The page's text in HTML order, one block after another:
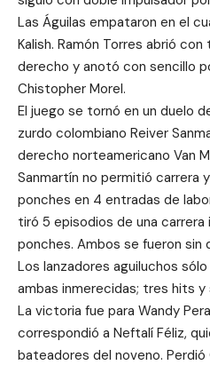
Las Águilas empataron en el
Kalish. Ramón Torres abrió
derecho y anotó con sencillo
Chistopher Morel.
El juego se tornó en un duelo
zurdo colombiano Reiver
derecho norteamericano Van
Sanmartín no permitió carrera
ponches en 4 entradas de
tiró 5 episodios de una
ponches. Ambos se fueron sin
Los lanzadores aguiluchos
ambas inmerecidas; tres hits
La victoria fue para Wandy
correspondió a Neftalí Féliz,
bateadores del noveno.